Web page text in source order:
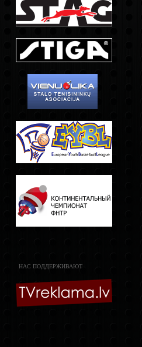
НАС ПОДДЕРЖИВАЮТ